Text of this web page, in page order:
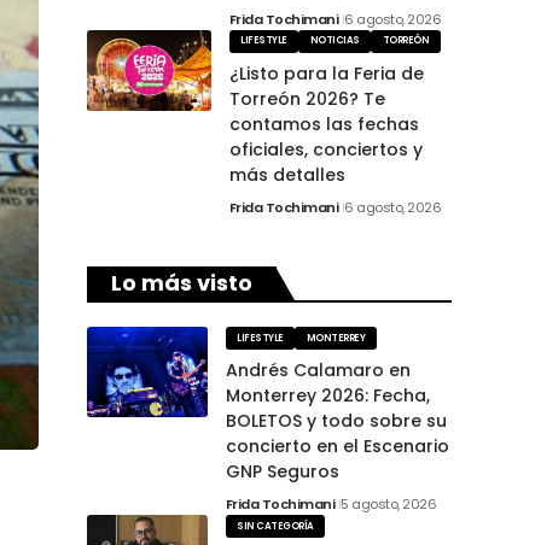
Frida Tochimani 6 agosto, 2026
LIFESTYLE NOTICIAS TORREÓN
¿Listo para la Feria de
Torreón 2026? Te
contamos las fechas
oficiales, conciertos y
más detalles
Frida Tochimani 6 agosto, 2026
Lo más visto
LIFESTYLE MONTERREY
Andrés Calamaro en
Monterrey 2026: Fecha,
BOLETOS y todo sobre su
concierto en el Escenario
GNP Seguros
Frida Tochimani 5 agosto, 2026
SIN CATEGORÍA